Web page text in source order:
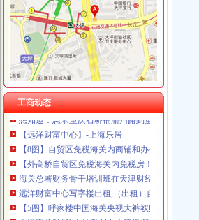
工商动态
境外参与者期货账户资金“专款专用”_东方财富网
上海海关8措施支持科创中心建设概念股或受益
第十期海关财务科长培训班举行-天津财经大学
京津海关一体化今日启动,通关成本或降二至三成-
财经中间站_期-财经中间站-财经-高清正版–爱
【保定恒通财富中心酒店】地址：高开区朝北大
春风周边一网尽：边防海关武审计署电视台地税
想知道：急求重庆石桥铺渝州路到重庆北部新区
【远洋财富中心】-上海乐居
【8图】自贸区免税海关内商铺和办公楼：免税
【外高桥自贸区免税海关内免税房！售楼处直销
海关总署财务骨干培训班在天津财经大学举行_
远洋财富中心写字楼出租,（出租）自贸区+保税
【5图】呼家楼中国海关央视大裤衩财富中心好
上海海关8措施支持科创中心建设概念股或受益_